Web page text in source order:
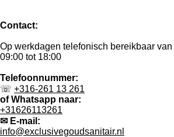
Contact:
Op werkdagen telefonisch bereikbaar van
09:00 tot 18:00
Telefoonnummer:
☏ +316-261 13 261
of Whatsapp naar:
+31626113261
✉ E-mail:
info@exclusivegoudsanitair.nl